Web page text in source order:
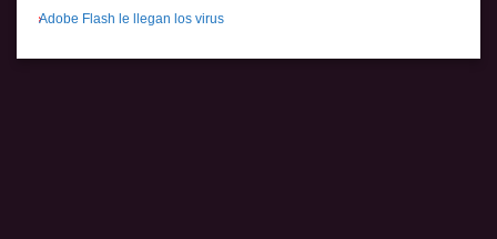
Adobe Flash le llegan los virus